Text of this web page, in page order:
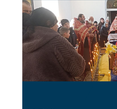
Вишгородський і
Божественну літургію у